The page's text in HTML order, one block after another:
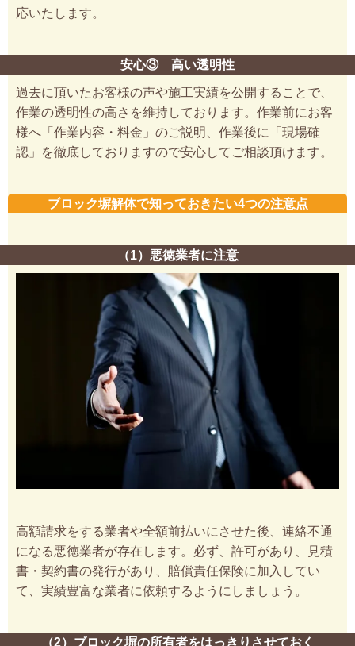
応いたします。
安心③ 高い透明性
過去に頂いたお客様の声や施工実績を公開することで、
作業の透明性の高さを維持しております。作業前にお客
様へ「作業内容・料金」のご説明、作業後に「現場確
認」を徹底しておりますので安心してご相談頂けます。
ブロック塀解体で知っておきたい4つの注意点
（1）悪徳業者に注意
高額請求をする業者や全額前払いにさせた後、連絡不通
になる悪徳業者が存在します。必ず、許可があり、見積
書・契約書の発行があり、賠償責任保険に加入してい
て、実績豊富な業者に依頼するようにしましょう。
（2）ブロック塀の所有者をはっきりさせておく